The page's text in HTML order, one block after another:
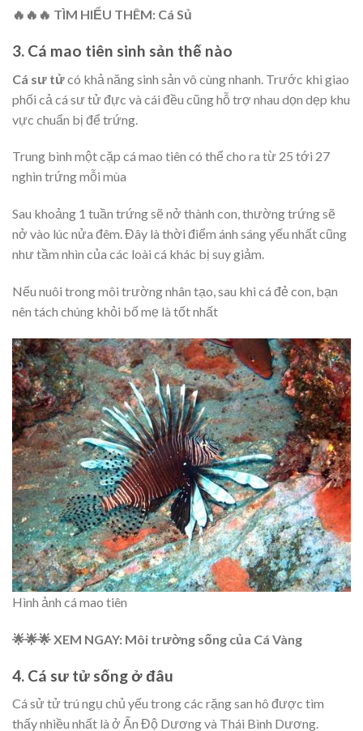
🔥🔥🔥 TÌM HIỂU THÊM: Cá Sủ
3. Cá mao tiên sinh sản thế nào
Cá sư tửcó khả năng sinh sản vô cùng nhanh. Trước khi giao
phối cả cá sư tử đực và cái đều cũng hỗ trợ nhau dọn dẹp khu
vực chuẩn bị để trứng.
Trung bình một cặp cá mao tiên có thể cho ra từ 25 tới 27
nghìn trứng mỗi mùa
Sau khoảng 1 tuần trứng sẽ nở thành con, thường trứng sẽ
nở vào lúc nửa đêm. Đây là thời điểm ánh sáng yếu nhất cũng
như tầm nhìn của các loài cá khác bị suy giảm.
Nếu nuôi trong môi trường nhân tạo, sau khi cá đẻ con, bạn
nên tách chúng khỏi bố mẹ là tốt nhất
Hình ảnh cá mao tiên
🌟🌟🌟 XEM NGAY: Môi trường sống của Cá Vàng
4. Cá sư tử sống ở đâu
Cá sử tử trú ngụ chủ yếu trong các rặng san hô được tìm
thấy nhiều nhất là ở Ấn Độ Dương và Thái Bình Dương.